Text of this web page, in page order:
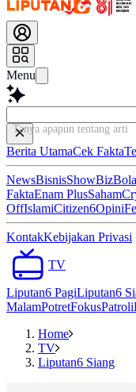
Menu
Tanya apapun tentang
Berita UtamaCek Fakta
NewsBisnisShowBizBola
FaktaEnam PlusSaham
OffIslamiCitizen6Opini
KontakKebijakan Privasi
TV
Liputan6 PagiLiputan6
MalamPotretFokusPatroli
Home
TV
Liputan6 Siang